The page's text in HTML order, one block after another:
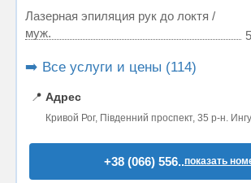
Лазерная эпиляция рук до локтя /
муж.
➡️ Все услуги и цены (114)
📍 Адрес
Кривой Рог, Південний проспект, 35 р-н.
+38 (066) 556..показать